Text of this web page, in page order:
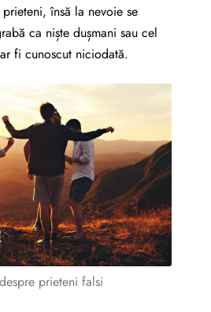
însă la nevoie se
ca niște dușmani sau cel
fi cunoscut niciodată.
prieteni falsi